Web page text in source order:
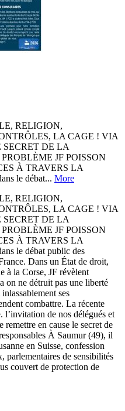
RELIGION,
LA CAGE ! VIA
SECRET DE LA
JF POISSON
À TRAVERS LA
le débat... More
RELIGION,
LA CAGE ! VIA
SECRET DE LA
JF POISSON
À TRAVERS LA
le débat public des
Dans un État de droit,
à la Corse, JF révèlent
on ne détruit pas une liberté
ses
combattre. La récente
l’invitation de nos délégués et
remettre en cause le secret de
À Saumur (49), il
en Suisse, confession
parlementaires de sensibilités
couvert de protection de